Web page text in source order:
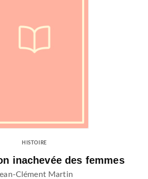
HISTOIRE
inachevée des femmes
Clément Martin